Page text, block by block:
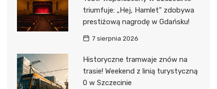
triumfuje: „Hej, Hamlet” zdobywa
prestiżową nagrodę w Gdańsku!
7 sierpnia 2026
Historyczne tramwaje znów na
trasie! Weekend z linią turystyczną
0 w Szczecinie